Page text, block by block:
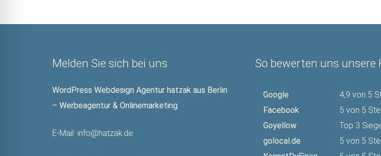
Melden Sie sich bei uns
WordPress Webdesign Agentur hatzak aus Berlin
– Werbeagentur & Onlinemarketing
E-Mail: info@hatzak.de
So bewerten uns unsere
Google
Facebook
Goyellow
golocal.de
4,9 von 5
5 von 5
Top 3
5 von 5